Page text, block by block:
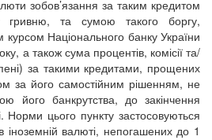
зобов’язання за таким кредитом
та сумою такого боргу,
Національного банку України
а також сума процентів, комісії та/
за такими кредитами, прощених
за його самостійним рішенням, не
його банкрутства, до закінчення
Норми цього пункту застосовуються
іноземній валюті, непогашених до 1